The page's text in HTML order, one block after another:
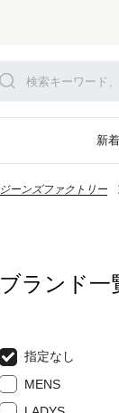
新
ジーンズファクトリー
ブランド一
指定なし
MENS